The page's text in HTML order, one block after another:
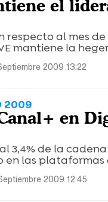
el
respecto al mes
mantiene la
2009 13:22
2009
en
3,4% de la
las plataformas
2009 12:45